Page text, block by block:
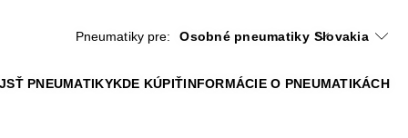
Pneumatiky pre: Osobné pneumatiky Slovakia
PNEUMATIKYKDE KÚPIŤINFORMÁCIE O PNEUMATIKÁCH